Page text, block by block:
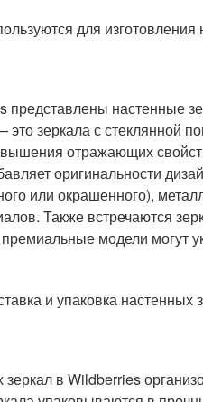
для
представлены настенные
зеркала с стеклянной
отражающих
оригинальности
или окрашенного),
Также встречаются
модели могут
и упаковка настенных
зеркал в Wildberries